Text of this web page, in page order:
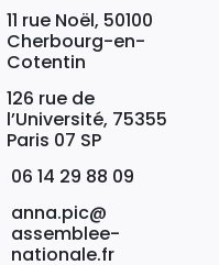
11 rue Noël, 50100
Cherbourg-en-
Cotentin
126 rue de
l’Université, 75355
Paris 07 SP
06 14 29 88 09
anna.pic@
assemblee-
nationale.fr